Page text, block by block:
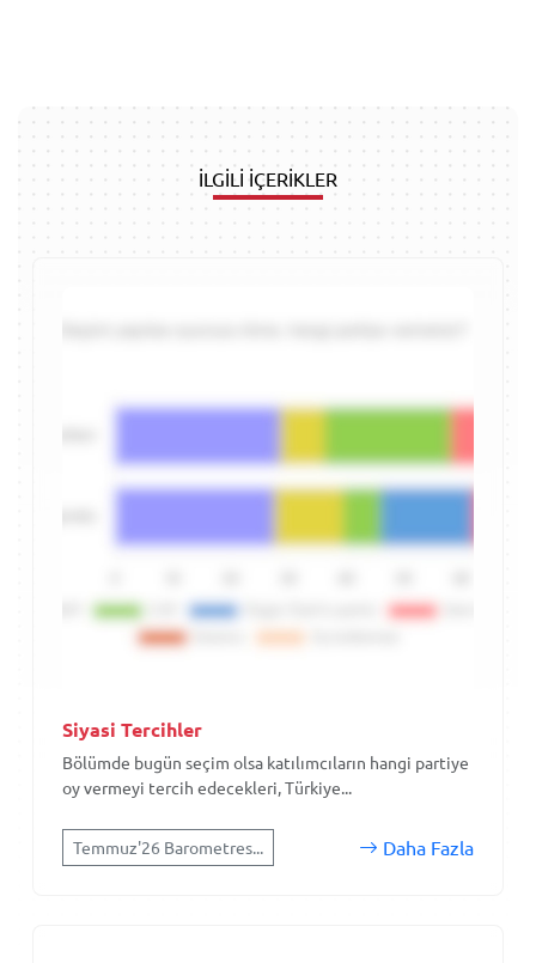
İLGİLİ İÇERİKLER
Siyasi Tercihler
Bölümde bugün seçim olsa katılımcıların hangi partiye
oy vermeyi tercih edecekleri, Türkiye...
Temmuz'26 Barometres... Daha Fazla